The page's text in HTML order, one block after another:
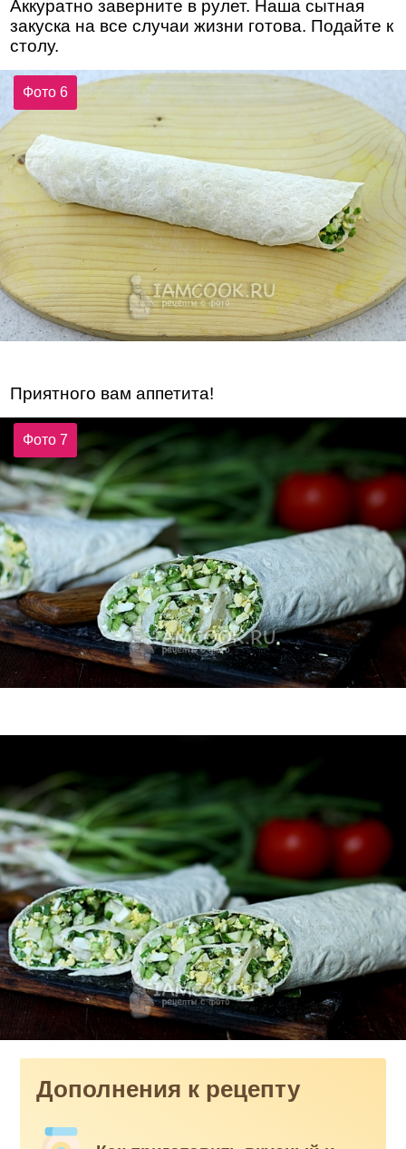
Аккуратно заверните в рулет. Наша сытная
закуска на все случаи жизни готова. Подайте к
столу.
Фото 6
Приятного вам аппетита!
Фото 7
Дополнения к рецепту